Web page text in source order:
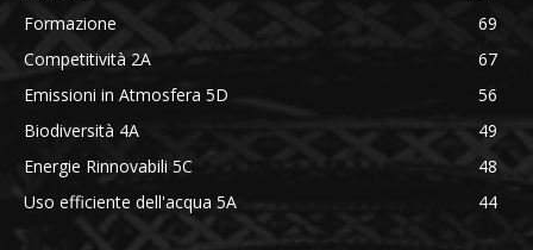
Formazione
69
Competitività 2A
67
Emissioni in Atmosfera 5D
56
Biodiversità 4A
49
Energie Rinnovabili 5C
48
Uso efficiente dell'acqua 5A
44